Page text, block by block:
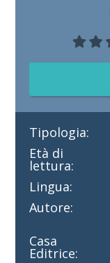
Tipologia:
Età di
lettura:
Lingua:
Autore:
Casa
Editrice: